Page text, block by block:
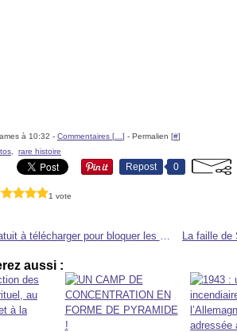
à 10:32 - Commentaires [ ] - Permalien [#]
rare histoire
Repost 0
1 vote
Logiciel gratuit à télécharger pour bloquer les pubs sur internet très efficace
aussi :